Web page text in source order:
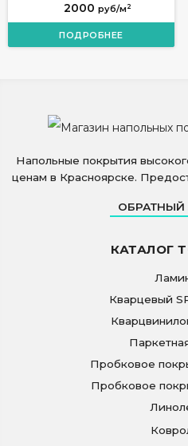
2000 руб/м 2
ПОДРОБНЕЕ
Напольные покрытия
ценам в Красноярске.
ОБРАТНЫЙ
КАТАЛОГ
Кварцевый
Пробковое
Пробковое